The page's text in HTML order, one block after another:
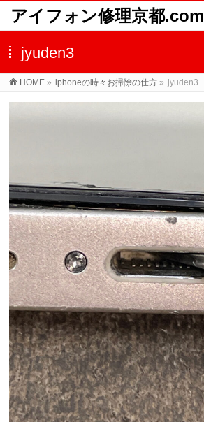
アイフォン修理京都.com
jyuden3
HOME » iphoneの時々お掃除の仕方 » jyuden3